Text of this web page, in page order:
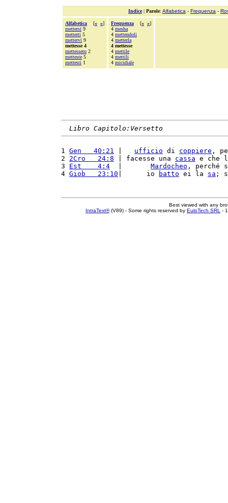
Indice| Parole: Alfabetica - Frequenza -
Alfabetica [« »]
mettersi 9
metterti 5
mettervi 9
mettesse 4
mettessero 2
metteste 5
mettesti 1
Frequenza [« »]
4 mesha
4 mettendoli
4 metterla
4 mettesse
4 mettile
4 mettili
4 micidiale
Libro Capitolo:Versetto
1 Gen   40:21 ufficio di coppiere ,
2 2Cro   24:8 | facesse una cassa e che
3 Est    4:4 Mardocheo , perché
4 Giob   23:10 |      io batto ei la sa ;
Best viewed with any
IntraText®(V89) - Some rights reserved by EuloTech SRL -